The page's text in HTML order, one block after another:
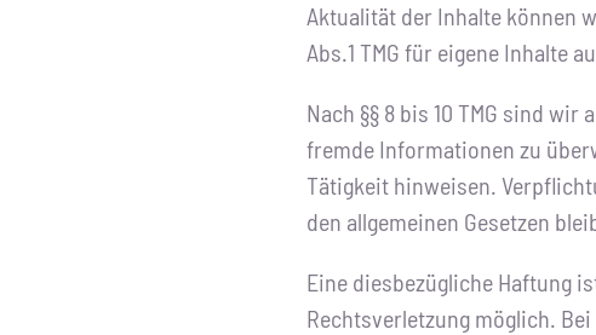
Aktualität der Inhalte können
Abs.1 TMG für eigene Inhalte
Nach §§ 8 bis 10 TMG sind
fremde Informationen zu
Tätigkeit hinweisen.
den allgemeinen Gesetzen
Eine diesbezügliche Haftung
Rechtsverletzung möglich.